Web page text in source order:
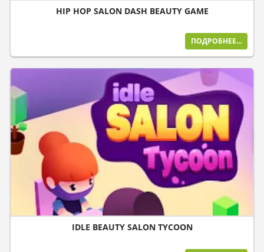
HIP HOP SALON DASH BEAUTY GAME
ПОДРОБНЕЕ...
IDLE BEAUTY SALON TYCOON